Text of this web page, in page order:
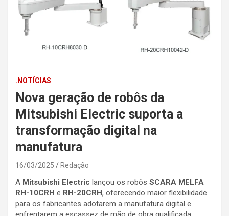
.NOTÍCIAS
Nova geração de robôs da
Mitsubishi Electric suporta a
transformação digital na
manufatura
16/03/2025 Redação
A Mitsubishi Electric lançou os robôs SCARA MELFA
RH-10CRH e RH-20CRH, oferecendo maior flexibilidade
para os fabricantes adotarem a manufatura digital e